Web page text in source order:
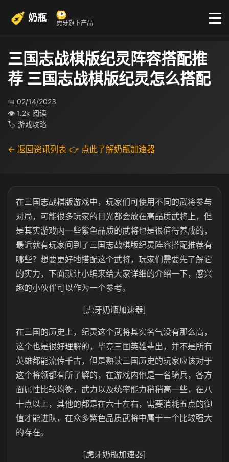
奶瓶 虎牙旗下产品
三国志战棋版纪灵阵容搭配推
荐 三国志战棋版纪灵怎么搭配
📅 02/14/2023
👁 1.2k 阅读
🏷 游戏攻略
← 返回资讯列表 👉 点此了解奶瓶加速器
在三国志战棋版游戏中，玩家们可使用不同的武将参与
对局，可能很多玩家的目光都会放在高品质武将上，但
是其实游戏内一些紫色品质的武将也是很值得养成的，
最近就有玩家问到了三国志战棋版纪灵阵容搭配推荐有
哪些？想要更好地搭配这个武将，玩家们需要先了解它
的实力，下面就让小编来给大家详细的介绍一下，感兴
趣的小伙伴可以作为一个参考。
[虎牙奶瓶加速器]
在三国的历史上，纪灵这个武将其实名气没有那么高，
这个也是很好理解的，毕竟三国英雄辈出，并不是所有
英雄都能流传千古，但是熟读三国历史的玩家应该对于
这个将领都有所了解的，在游戏内他是一名骑兵，各方
面属性比较均衡，武力以及统率能力稍稍高一些，在八
十点以上，其他的都是在六十左右，需要消耗五点的御
值才能进队，在众多紫色品质武将中属于一个比较强大
的存在。
[虎牙奶瓶加速器]